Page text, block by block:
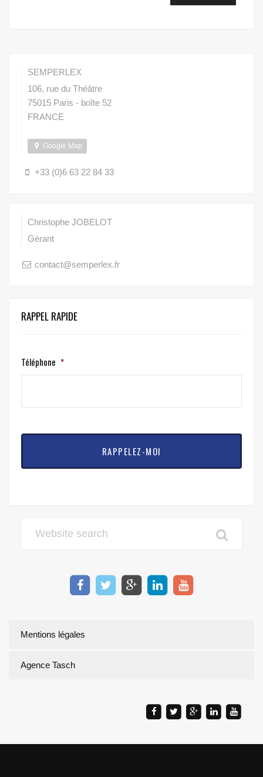
SEMPERLEX
106, rue du Théâtre
75015 Paris - boîte 52
FRANCE
Google Map
+33 (0)6 63 22 84 33
Christophe JOBELOT
Gérant
contact@semperlex.fr
RAPPEL RAPIDE
Téléphone *
Mentions légales
Agence Tasch